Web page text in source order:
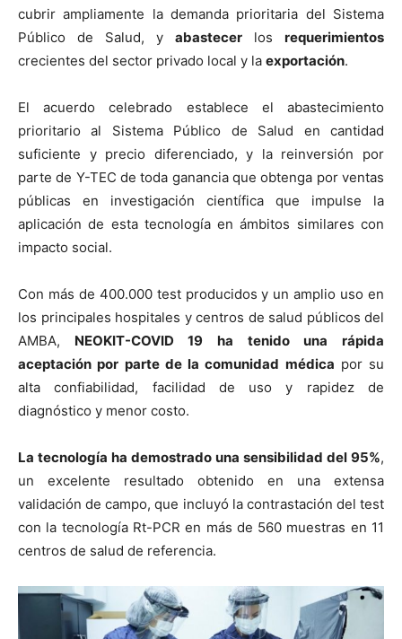
cubrir ampliamente la demanda prioritaria del Sistema
Público de Salud, y abastecer los requerimientos
crecientes del sector privado local y la exportación.
El acuerdo celebrado establece el abastecimiento
prioritario al Sistema Público de Salud en cantidad
suficiente y precio diferenciado, y la reinversión por
parte de Y-TEC de toda ganancia que obtenga por ventas
públicas en investigación científica que impulse la
aplicación de esta tecnología en ámbitos similares con
impacto social.
Con más de 400.000 test producidos y un amplio uso en
los principales hospitales y centros de salud públicos del
AMBA, NEOKIT-COVID 19 ha tenido una rápida
aceptación por parte de la comunidad médica por su
alta confiabilidad, facilidad de uso y rapidez de
diagnóstico y menor costo.
La tecnología ha demostrado una sensibilidad del 95%,
un excelente resultado obtenido en una extensa
validación de campo, que incluyó la contrastación del test
con la tecnología Rt-PCR en más de 560 muestras en 11
centros de salud de referencia.